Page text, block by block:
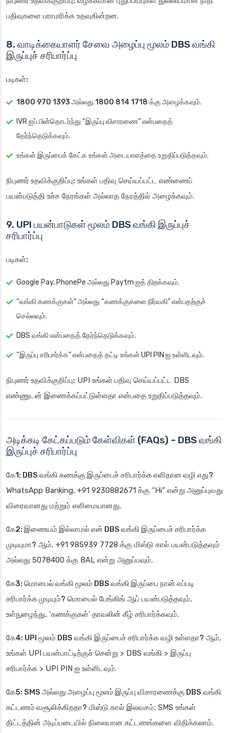
பதிவுகளை பராமரிக்க உதவுகின்றன.
8. வாடிக்கையாளர் சேவை அழைப்பு மூலம் DBS வங்கி
இருப்புச் சரிபார்ப்பு
படிகள்:
1800 970 1393 அல்லது 1800 814 1718 க்கு அழைக்கவும்.
IVR ஐப் பின்தொடர்ந்து “இருப்பு விசாரணை” என்பதைத்
தேர்ந்தெடுக்கவும்.
உங்கள் இருப்பைக் கேட்க உங்கள் அடையாளத்தை உறுதிப்படுத்தவும்.
நிபுணர் உதவிக்குறிப்பு: உங்கள் பதிவு செய்யப்பட்ட எண்ணைப்
பயன்படுத்தி உச்ச நேரங்கள் அல்லாத நேரத்தில் அழைக்கவும்.
9. UPI பயன்பாடுகள் மூலம் DBS வங்கி இருப்புச்
சரிபார்ப்பு
படிகள்:
Google Pay, PhonePe அல்லது Paytm ஐத் திறக்கவும்.
“வங்கி கணக்குகள்” அல்லது “கணக்குகளை நிர்வகி” என்பதற்குச்
செல்லவும்.
DBS வங்கி என்பதைத் தேர்ந்தெடுக்கவும்.
“இருப்பு சரிபார்க்க” என்பதைத் தட்டி உங்கள் UPI PIN ஐ உள்ளிடவும்.
நிபுணர் உதவிக்குறிப்பு: UPI உங்கள் பதிவு செய்யப்பட்ட DBS
எண்ணுடன் இணைக்கப்பட்டுள்ளதா என்பதை உறுதிப்படுத்தவும்.
அடிக்கடி கேட்கப்படும் கேள்விகள் (FAQs) – DBS வங்கி
இருப்புச் சரிபார்ப்பு
கே1: DBS வங்கி கணக்கு இருப்பைச் சரிபார்க்க எளிதான வழி எது?
WhatsApp Banking, +91 9230882671 க்கு “Hi” என்று அனுப்புவது
விரைவானது மற்றும் எளிமையானது.
கே2: இணையம் இல்லாமல் என் DBS வங்கி இருப்பைச் சரிபார்க்க
முடியுமா? ஆம், +91 985939 7728 க்கு மிஸ்டு கால் பயன்படுத்தவும்
அல்லது 5078400 க்கு BAL என்று அனுப்பவும்.
கே3: மொபைல் வங்கி மூலம் DBS வங்கி இருப்பை நான் எப்படி
சரிபார்க்க முடியும்? மொபைல் பேங்கிங் ஆப் பயன்படுத்தவும்,
உள்நுழைந்து, ‘கணக்குகள்’ தாவலின் கீழ் சரிபார்க்கவும்.
கே4: UPI மூலம் DBS வங்கி இருப்பைச் சரிபார்க்க வழி உள்ளதா? ஆம்,
உங்கள் UPI பயன்பாட்டிற்குச் சென்று > DBS வங்கி > இருப்பு
சரிபார்க்க > UPI PIN ஐ உள்ளிடவும்.
கே5: SMS அல்லது அழைப்பு மூலம் இருப்பு விசாரணைக்கு DBS வங்கி
கட்டணம் வசூலிக்கிறதா? மிஸ்டு கால் இலவசம்; SMS உங்கள்
திட்டத்தின் அடிப்படையில் நிலையான கட்டணங்களை விதிக்கலாம்.